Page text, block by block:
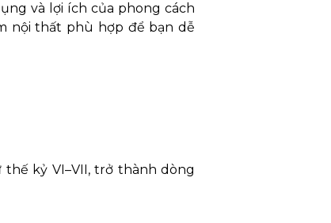
và lợi ích của phong cách
nội thất phù hợp để bạn dễ
kỷ VI–VII, trở thành dòng